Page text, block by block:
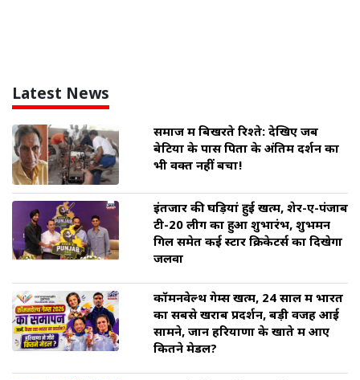
Latest News
समाज में बिखरते रिश्ते: देखिए जब
बेटियों के पास पिता के अंतिम दर्शन का
भी वक्त नहीं बचा!
इंतजार की घड़ियां हुई खत्म, शेर-ए-पंजाब
टी-20 लीग का हुआ शुभारंभ, शुभमन
गिल समेत कई स्टार क्रिकेटर्स का दिखेगा
जलवा
कॉमनवेल्थ गेम्स खत्म, 24 साल में भारत
का सबसे खराब प्रदर्शन, बड़ी वजह आई
सामने, जानें हरियाणा के खाते में आए
कितने मेडल?